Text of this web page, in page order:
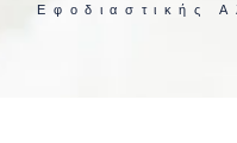
Εφοδιαστικής